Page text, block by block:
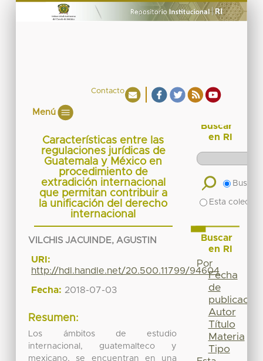
Contacto
Menú
Características entre las
regulaciones jurídicas de
Guatemala y México en
procedimiento de
extradición internacional
que permitan contribuir a
la unificación del derecho
internacional
VILCHIS JACUINDE, AGUSTIN
URI:
http://hdl.handle.net/20.500.11799/94604
Fecha: 2018-07-03
Resumen:
Los ámbitos de estudio
internacional, guatemalteco y
mexicano, se encuentran en una
Buscar
en RI
Buscar
Esta
Buscar
en RI
Por
Fecha
de
publicación
Autor
Título
Materia
Tipo